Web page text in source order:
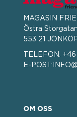
MAGASIN
Östra
553 21
TELEFON:
E-POST:
OM OSS